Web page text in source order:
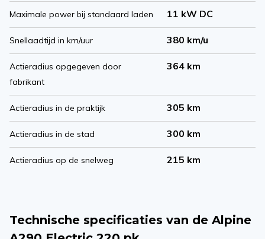
Maximale power bij standaard laden 11 kW DC
Snellaadtijd in km/uur 380 km/u
Actieradius opgegeven door
fabrikant
364 km
Actieradius in de praktijk 305 km
Actieradius in de stad 300 km
Actieradius op de snelweg 215 km
Technische specificaties van de Alpine